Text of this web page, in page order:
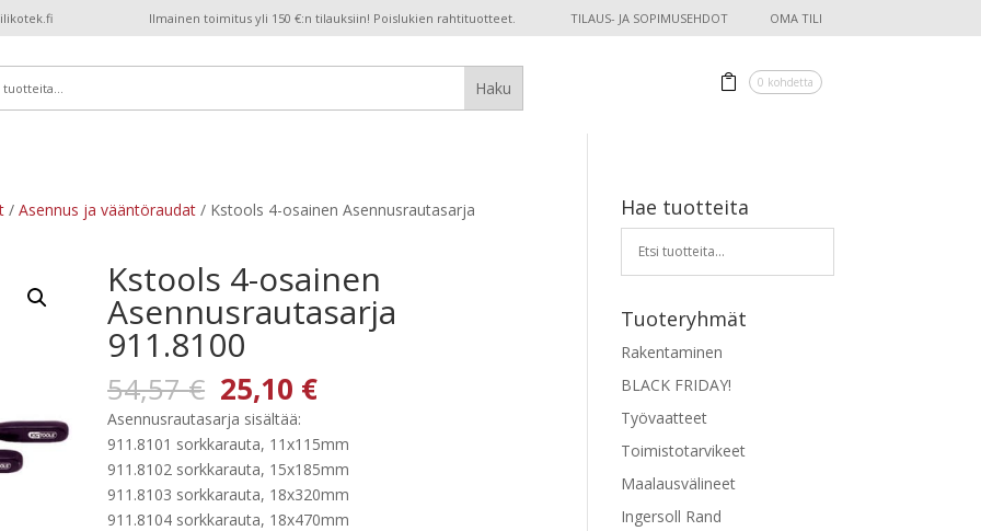
Ilmainen toimitus yli 150 €:n tilauksiin! Poislukien rahtituotteet. TILAUS- JA SOPIMUSEHDOT OMA TILI
0 kohdetta
/Asennus ja vääntöraudat / Kstools 4-osainen Asennusrautasarja
Kstools 4-osainen
Asennusrautasarja
911.8100
54,57€ Alkuperäinen
hinta
oli:
54,57 €.
25,10 €Nykyinen
on:
25,10 €.
Asennusrautasarja sisältää:
911.8101 sorkkarauta, 11x115mm
911.8102 sorkkarauta, 15x185mm
911.8103 sorkkarauta, 18x320mm
911.8104 sorkkarauta, 18x470mm
Hae tuotteita
Tuoteryhmät
Rakentaminen
BLACK FRIDAY!
Työvaatteet
Toimistotarvikeet
Maalausvälineet
Ingersoll Rand